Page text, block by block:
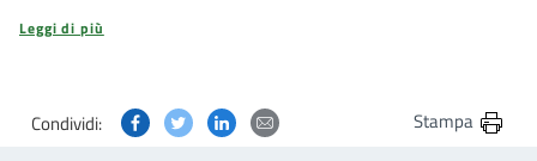
Leggi di più
Condividi: Condividi questa pagina su Facebook
Condividi questa pagina su Twitter
Condividi questa pagina su Linkedin
Condividi questa pagina via
Stampa